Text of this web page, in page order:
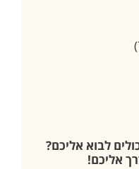
לבוא אליכם?
אליכם!